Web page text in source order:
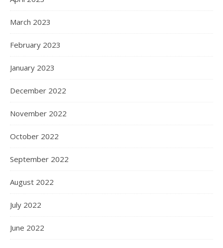
March 2023
February 2023
January 2023
December 2022
November 2022
October 2022
September 2022
August 2022
July 2022
June 2022